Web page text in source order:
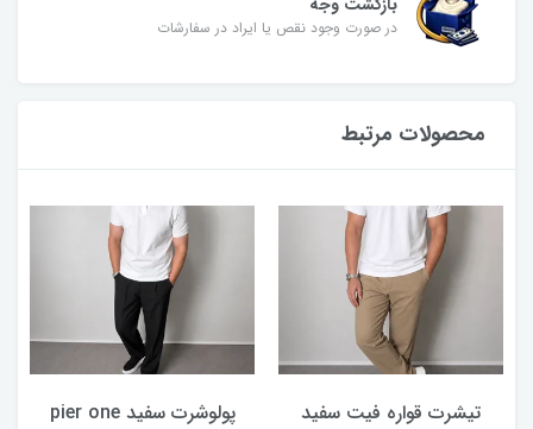
در صورت وجود نقص یا ایراد در سفارشات
محصولات مرتبط
تیشرت قواره فیت سفید پولوشرت سفید pier one